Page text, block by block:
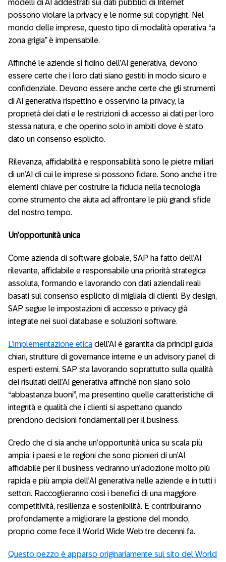
modelli di AI addestrati sui dati pubblici di Internet
possono violare la privacy e le norme sul copyright. Nel
mondo delle imprese, questo tipo di modalità operativa “a
zona grigia” è impensabile.
Affinché le aziende si fidino dell’AI generativa, devono
essere certe che i loro dati siano gestiti in modo sicuro e
confidenziale. Devono essere anche certe che gli strumenti
di AI generativa rispettino e osservino la privacy, la
proprietà dei dati e le restrizioni di accesso ai dati per loro
stessa natura, e che operino solo in ambiti dove è stato
dato un consenso esplicito.
Rilevanza, affidabilità e responsabilità sono le pietre miliari
di un’AI di cui le imprese si possono fidare. Sono anche i tre
elementi chiave per costruire la fiducia nella tecnologia
come strumento che aiuta ad affrontare le più grandi sfide
del nostro tempo.
Un’opportunità unica
Come azienda di software globale, SAP ha fatto dell’AI
rilevante, affidabile e responsabile una priorità strategica
assoluta, formando e lavorando con dati aziendali reali
basati sul consenso esplicito di migliaia di clienti. By design,
SAP segue le impostazioni di accesso e privacy già
integrate nei suoi database e soluzioni software.
L’implementazione etica dell’AI è garantita da principi guida
chiari, strutture di governance interne e un advisory panel di
esperti esterni. SAP sta lavorando soprattutto sulla qualità
dei risultati dell’AI generativa affinché non siano solo
“abbastanza buoni”, ma presentino quelle caratteristiche di
integrità e qualità che i clienti si aspettano quando
prendono decisioni fondamentali per il business.
Credo che ci sia anche un’opportunità unica su scala più
ampia: i paesi e le regioni che sono pionieri di un’AI
affidabile per il business vedranno un’adozione molto più
rapida e più ampia dell’AI generativa nelle aziende e in tutti i
settori. Raccoglieranno così i benefici di una maggiore
competitività, resilienza e sostenibilità. E contribuiranno
profondamente a migliorare la gestione del mondo,
proprio come fece il World Wide Web tre decenni fa.
Questo pezzo è apparso originariamente sul sito del World